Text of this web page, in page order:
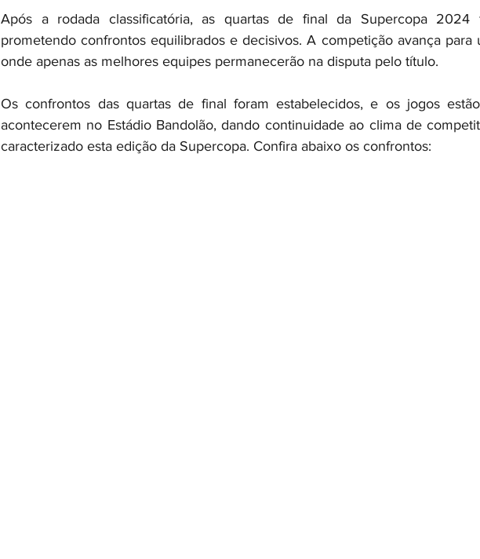
Após a rodada classificatória, as quartas de final da Supercopa 2024
prometendo confrontos equilibrados e decisivos. A competição avança para
onde apenas as melhores equipes permanecerão na disputa pelo título.
Os confrontos das quartas de final foram estabelecidos, e os jogos
acontecerem no Estádio Bandolão, dando continuidade ao clima de
caracterizado esta edição da Supercopa. Confira abaixo os confrontos: